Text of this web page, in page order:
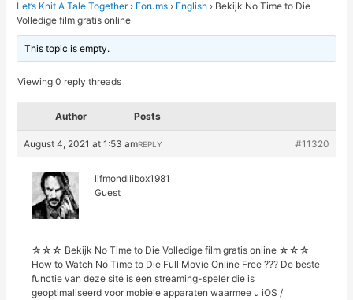
Let’s Knit A Tale Together › Forums › English › Bekijk No Time to Die
Volledige film gratis online
This topic is empty.
Viewing 0 reply threads
Author Posts
August 4, 2021 at 1:53 am #11320
REPLY
lifmondllibox1981
Guest
☆☆☆ Bekijk No Time to Die Volledige film gratis online ☆☆☆
How to Watch No Time to Die Full Movie Online Free ??? De beste
functie van deze site is een streaming-speler die is
geoptimaliseerd voor mobiele apparaten waarmee u iOS /